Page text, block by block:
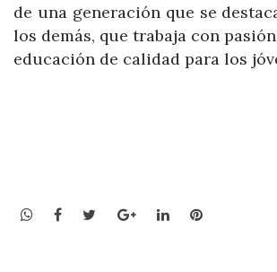
de una generación que se
los demás, que trabaja con
educación de calidad para los
WhatsApp
Facebook
TwitterGoogle+LinkedInPinterest